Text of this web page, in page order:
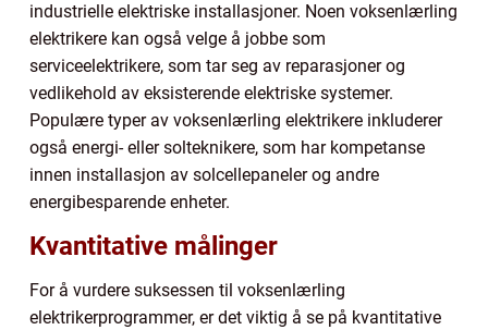
industrielle elektriske installasjoner. Noen voksenlærling
elektrikere kan også velge å jobbe som
serviceelektrikere, som tar seg av reparasjoner og
vedlikehold av eksisterende elektriske systemer.
Populære typer av voksenlærling elektrikere inkluderer
også energi- eller solteknikere, som har kompetanse
innen installasjon av solcellepaneler og andre
energibesparende enheter.
Kvantitative målinger
For å vurdere suksessen til voksenlærling
elektrikerprogrammer, er det viktig å se på kvantitative